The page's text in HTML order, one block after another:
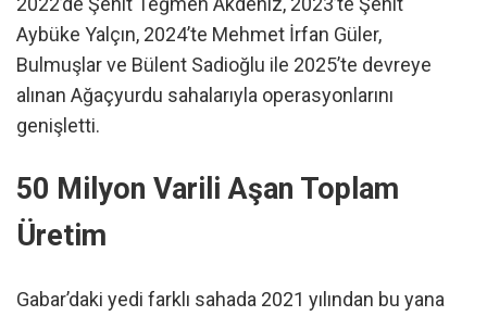
Aybüke Yalçın, 2024’te Mehmet İrfan Güler,
Bulmuşlar ve Bülent Sadioğlu ile 2025’te devreye
alınan Ağaçyurdu sahalarıyla operasyonlarını
genişletti.
50 Milyon Varili Aşan Toplam
Üretim
Gabar’daki yedi farklı sahada 2021 yılından bu yana